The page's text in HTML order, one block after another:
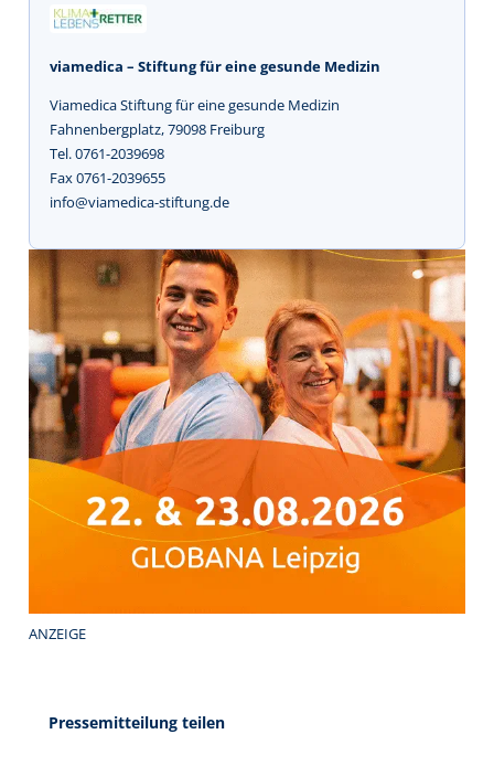
viamedica – Stiftung für eine gesunde Medizin
Viamedica Stiftung für eine gesunde Medizin
Fahnenbergplatz, 79098 Freiburg
Tel. 0761-2039698
Fax 0761-2039655
info@viamedica-stiftung.de
ANZEIGE
Pressemitteilung teilen